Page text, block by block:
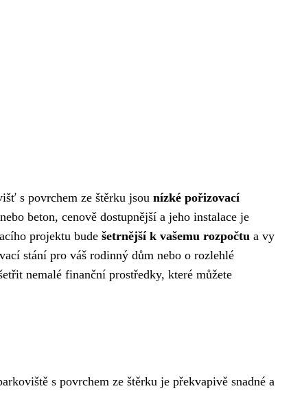
s povrchem ze štěrku jsou nízké pořizovací
beton, cenově dostupnější a jeho instalace je
projektu bude šetrnější k vašemu rozpočtu a vy
stání pro váš rodinný dům nebo o rozlehlé
nemalé finanční prostředky, které můžete
s povrchem ze štěrku je překvapivě snadné a